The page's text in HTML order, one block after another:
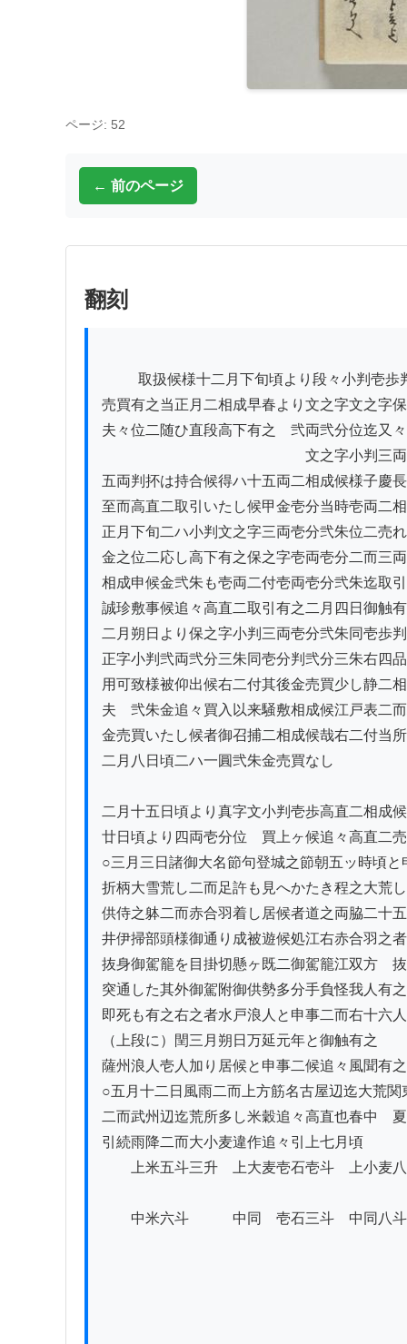
ページ: 52
← 前のページ
翻刻
売買有之当正月二相成早春より文之字文之字
夫々位二随ひ直段高下有之　弐両弐分位迄又
文之字小判三両位迄
五両判抔は持合候得ハ十五両二相成候様子慶
至而高直二取引いたし候甲金壱分当時壱両二
正月下旬二ハ小判文之字三両壱分弐朱位二売
金之位二応し高下有之保之字壱両壱分二而三
相成申候金弐朱も壱両二付壱両壱分弐朱迄取
誠珍敷事候追々高直二取引有之二月四日御触
二月朔日より保之字小判三両壱分弐朱同壱歩
正字小判弐両弐分三朱同壱分判弐分三朱右四
用可致様被仰出候右二付其後金売買少し静二
夫ゟ弐朱金追々買入以来騒敷相成候江戸表二
金売買いたし候者御召捕二相成候哉右二付当
二月八日頃二ハ一圓弐朱金売買なし
二月十五日頃より真字文小判壱歩高直二相成
廿日頃より四両壱分位ゟ買上ヶ候追々高直二
○三月三日諸御大名節句登城之節朝五ッ時頃と
折柄大雪荒し二而足許も見へかたき程之大荒
供侍之躰二而赤合羽着し居候者道之両脇二十
井伊掃部頭様御通り成被遊候処江右赤合羽之
抜身御駕籠を目掛切懸ヶ既二御駕籠江双方ゟ
突通した其外御駕附御供勢多分手負怪我人有之
即死も有之右之者水戸浪人と申事二而右十六
（上段に）閏三月朔日万延元年と御触有之
薩州浪人壱人加り居候と申事二候追々風聞有
○五月十二日風雨二而上方筋名古屋辺迄大荒関
二而武州辺迄荒所多し米穀追々高直也春中ゟ
引続雨降二而大小麦違作追々引上七月頃
上米五斗三升　上大麦壱石壱斗　上小麦
中米六斗　　　中同　壱石三斗　中同八